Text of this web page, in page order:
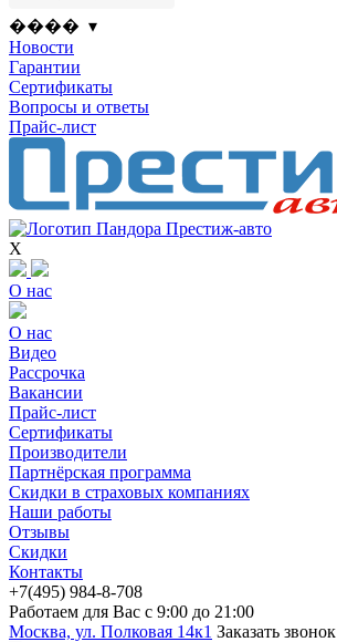
���� ▾
Новости
Гарантии
Сертификаты
Вопросы и ответы
Прайс-лист
X
О нас
О нас
Видео
Рассрочка
Вакансии
Прайс-лист
Сертификаты
Производители
Партнёрская программа
Скидки в страховых компаниях
Наши работы
Отзывы
Скидки
Контакты
+7(495) 984-8-708
Работаем для Вас с 9:00 до 21:00
Москва, ул. Полковая 14к1 Заказать звонок